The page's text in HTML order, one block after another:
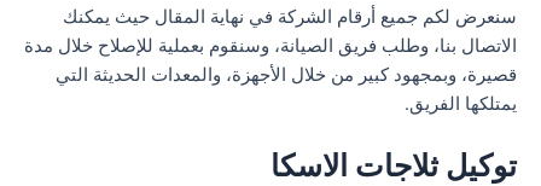
سنعرض لكم جميع أرقام الشركة في نهاية المقال حيث يمكنك
الاتصال بنا، وطلب فريق الصيانة، وسنقوم بعملية للإصلاح خلال مدة
قصيرة، وبمجهود كبير من خلال الأجهزة، والمعدات الحديثة التي
يمتلكها الفريق.
توكيل ثلاجات الاسكا